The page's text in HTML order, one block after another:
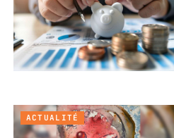
ACTUALITÉ